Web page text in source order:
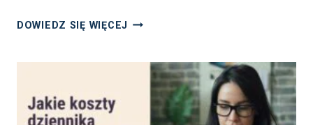
DOWIEDZ SIĘ WIĘCEJ USTAWIENIA
DZIECI.
KOMPLETNY
PRZEWODNIK
OD MALUCHA